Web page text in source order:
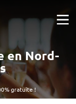
gratuite !
en Nord-